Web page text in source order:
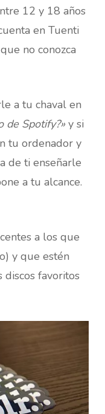
12 y 18 años
en Tuenti
no conozca
a tu chaval en
de Spotify?»y si
tu ordenador y
de ti enseñarle
a tu alcance.
a los que
y que estén
discos favoritos